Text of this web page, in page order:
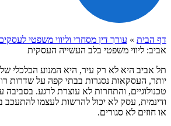
דף הבית » עורך דין מסחרי וליווי משפטי
אביב: ליווי משפטי בלב העשייה העסקית
תל אביב היא לא רק עיר, היא המנוע הכלכלי
יותר, העסקאות נסגרות בבתי קפה על שדרות
טכנולוגיים, והתחרות לא עוצרת לרגע. בסביבה
ודינמית, עסק לא יכול להרשות לעצמו להתעכב
או חוזים לא סגורים.